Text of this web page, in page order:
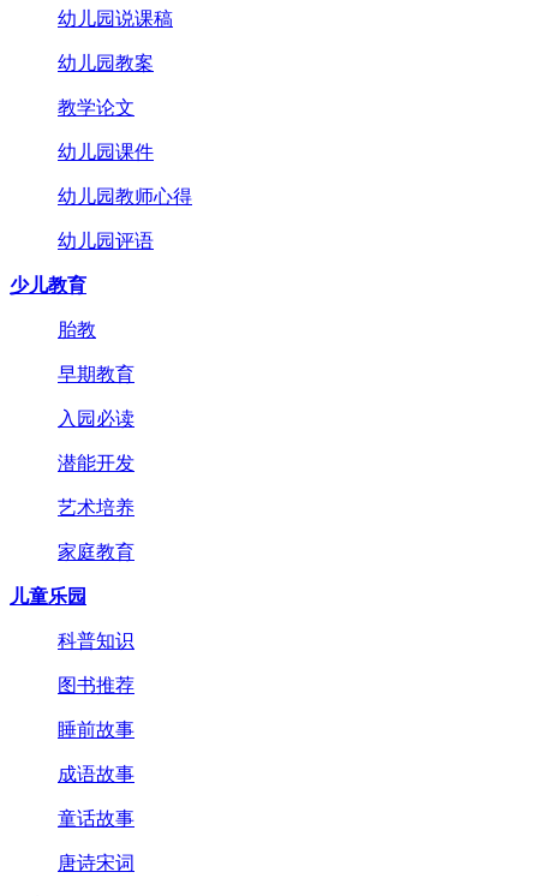
幼儿园说课稿
幼儿园教案
教学论文
幼儿园课件
幼儿园教师心得
幼儿园评语
少儿教育
胎教
早期教育
入园必读
潜能开发
艺术培养
家庭教育
儿童乐园
科普知识
图书推荐
睡前故事
成语故事
童话故事
唐诗宋词